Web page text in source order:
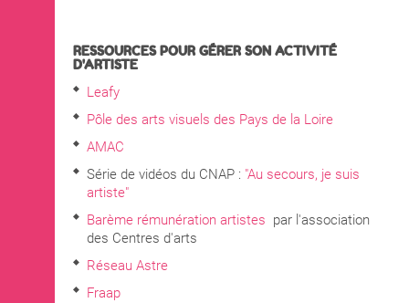
RESSOURCES POUR GÉRER SON ACTIVITÉ
D'ARTISTE
Leafy
Pôle des arts visuels des Pays de la Loire
AMAC
Série de vidéos du CNAP : "Au secours, je suis
artiste"
Barème rémunération artistes par l'association
des Centres d'arts
Réseau Astre
Fraap